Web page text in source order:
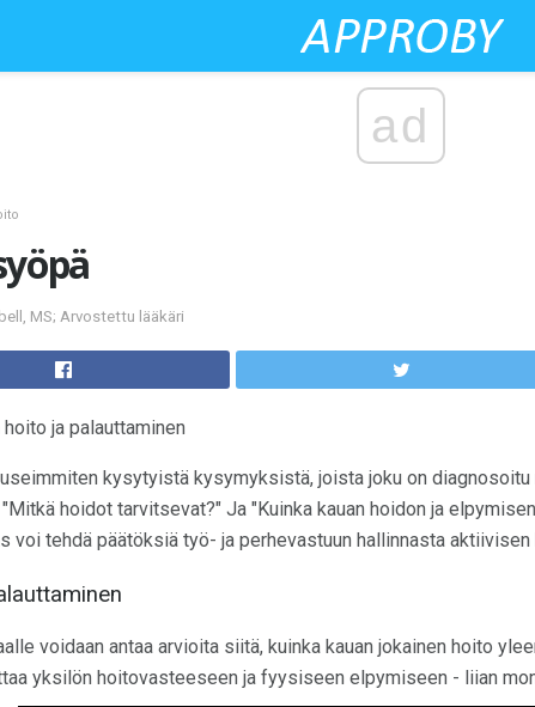
ad
MS; Arvostettu lääkäri
ja palauttaminen
kysytyistä kysymyksistä, joista joku on
hoidot tarvitsevat?" Ja "Kuinka kauan hoidon ja
voi tehdä päätöksiä työ- ja perhevastuun hallinnasta aktiivisen
voidaan antaa arvioita siitä, kuinka kauan jokainen hoito
yksilön hoitovasteeseen ja fyysiseen elpymiseen - liian